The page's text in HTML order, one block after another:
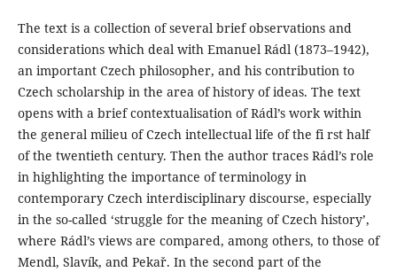
The text is a collection of several brief observations and
considerations which deal with Emanuel Rádl (1873–1942),
an important Czech philosopher, and his contribution to
Czech scholarship in the area of history of ideas. The text
opens with a brief contextualisation of Rádl’s work within
the general milieu of Czech intellectual life of the fi rst half
of the twentieth century. Then the author traces Rádl’s role
in highlighting the importance of terminology in
contemporary Czech interdisciplinary discourse, especially
in the so-called ‘struggle for the meaning of Czech history’,
where Rádl’s views are compared, among others, to those of
Mendl, Slavík, and Pekař. In the second part of the